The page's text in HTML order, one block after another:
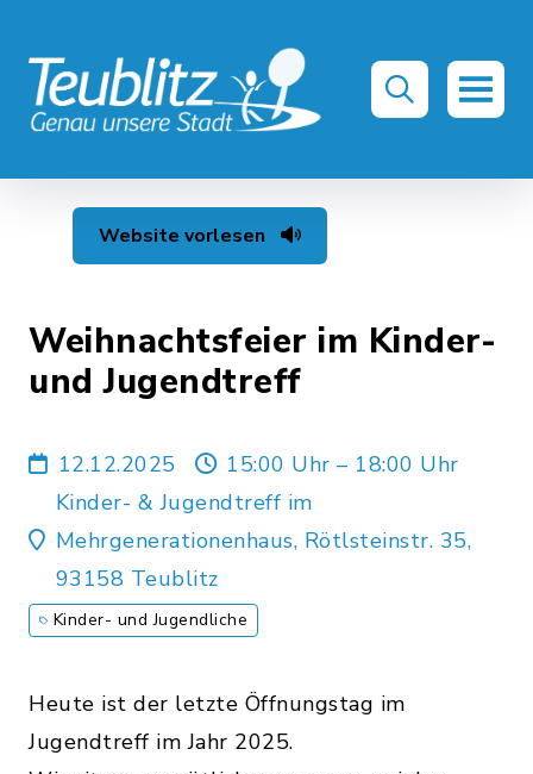
Website vorlesen
Weihnachtsfeier im Kinder-
und Jugendtreff
12.12.2025
15:00 Uhr – 18:00 Uhr
Kinder- & Jugendtreff im
Mehrgenerationenhaus, Rötlsteinstr. 35,
93158 Teublitz
Kinder- und Jugendliche
Heute ist der letzte Öffnungstag im
Jugendtreff im Jahr 2025.